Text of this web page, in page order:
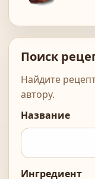
Поиск
Найдите
автору.
Название
Ингредиент